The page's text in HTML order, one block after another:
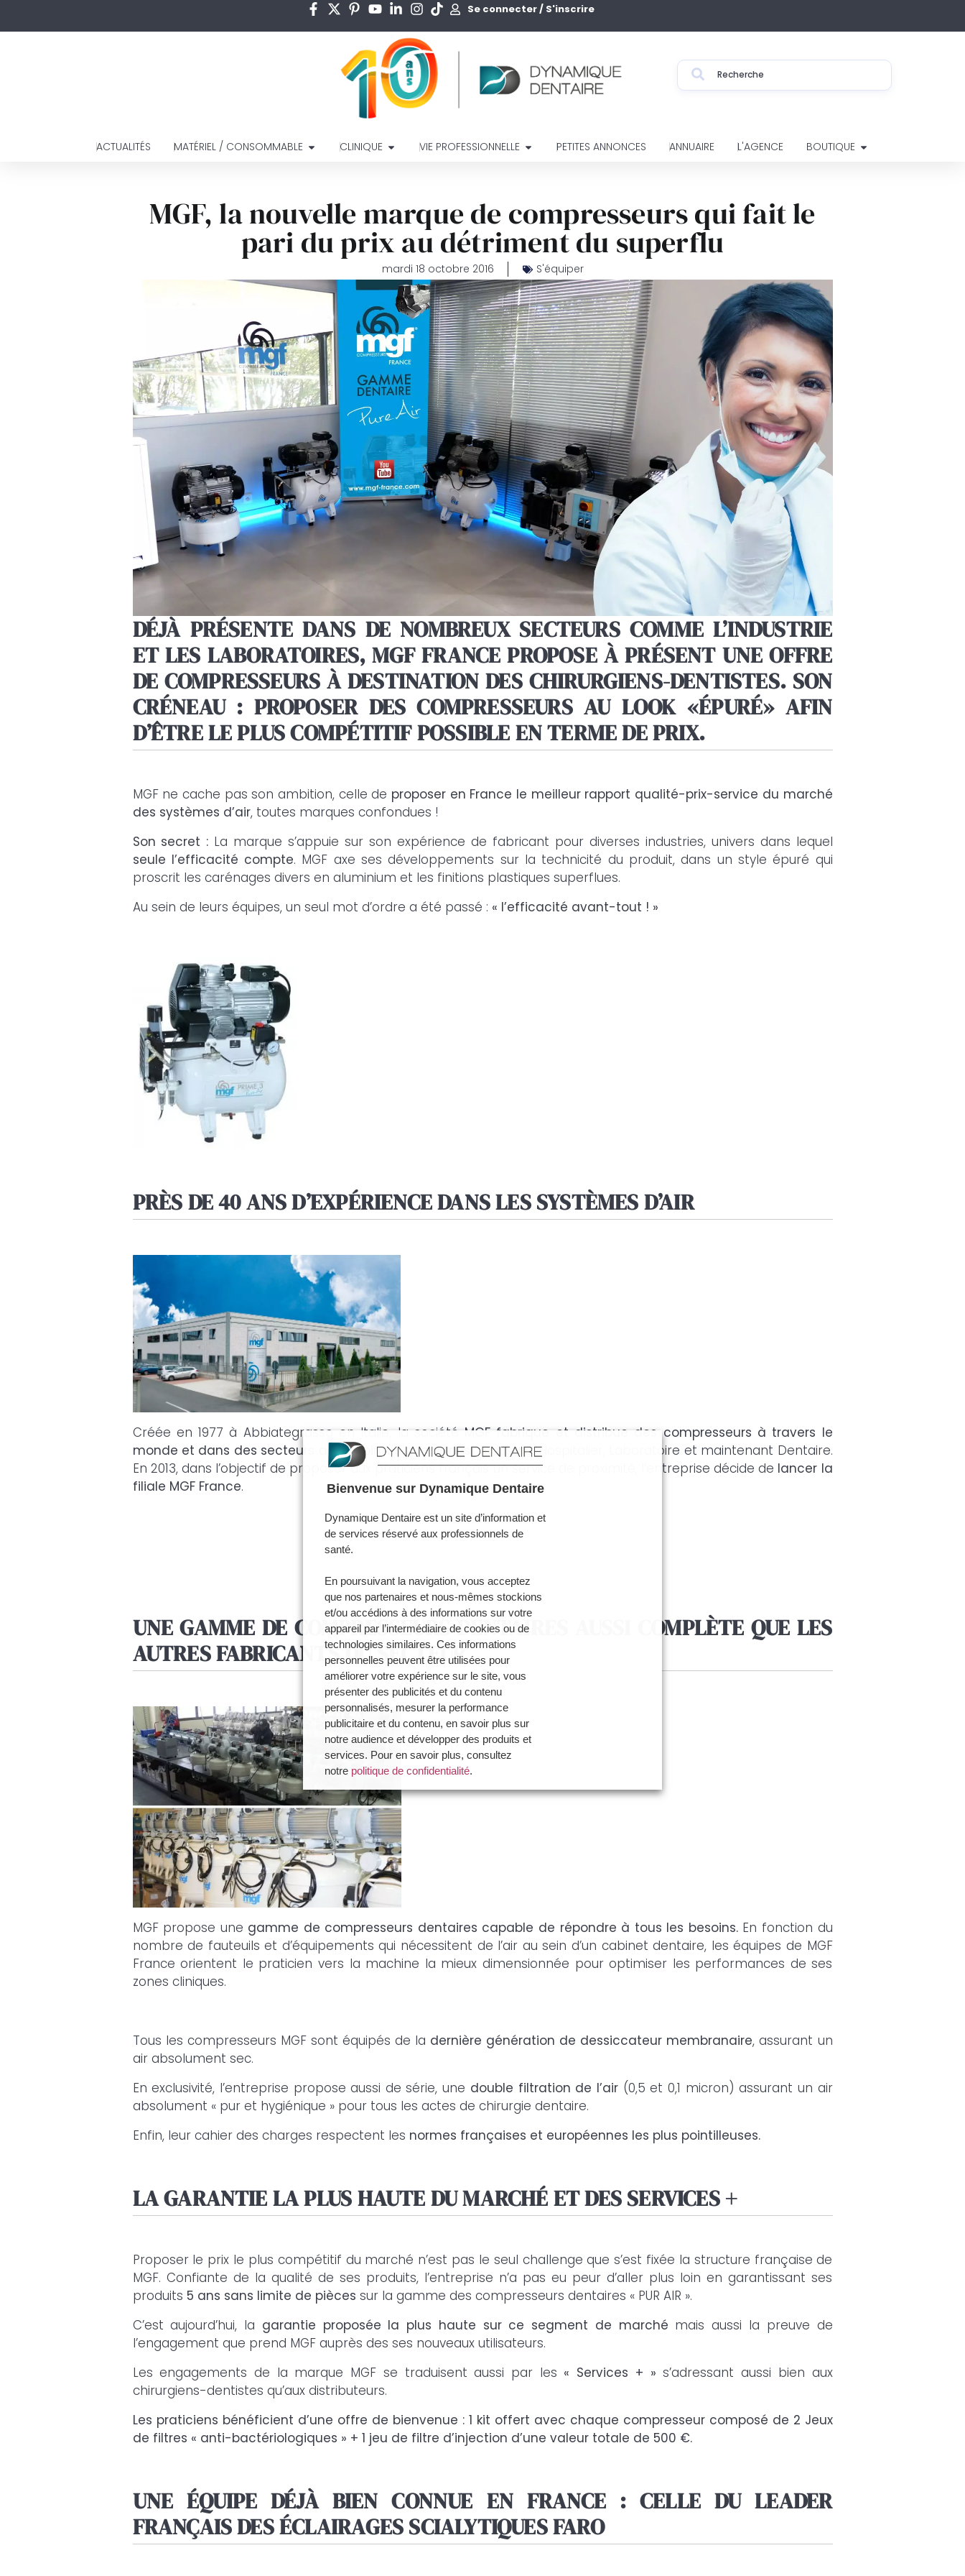
Se connecter / S'inscrire
ACTUALITÉS MATÉRIEL / CONSOMMABLE CLINIQUE VIE PROFESSIONNELLE PETITES ANNONCES ANNUAIRE L'AGENCE BOUTIQUE
MGF, la nouvelle marque de compresseurs qui fait le
pari du prix au détriment du superflu
mardi 18 octobre 2016 S'équiper
DÉJÀ PRÉSENTE DANS DE NOMBREUX SECTEURS COMME L’INDUSTRIE
ET LES LABORATOIRES, MGF FRANCE PROPOSE À PRÉSENT UNE OFFRE
DE COMPRESSEURS À DESTINATION DES CHIRURGIENS-DENTISTES. SON
CRÉNEAU : PROPOSER DES COMPRESSEURS AU LOOK «ÉPURÉ» AFIN
D’ÊTRE LE PLUS COMPÉTITIF POSSIBLE EN TERME DE PRIX.
MGF ne cache pas son ambition, celle de proposer en France le meilleur rapport qualité-prix-service du marché
des systèmes d’air, toutes marques confondues !
Son secret : La marque s’appuie sur son expérience de fabricant pour diverses industries, univers dans lequel
seule l’efficacité compte. MGF axe ses développements sur la technicité du produit, dans un style épuré qui
proscrit les carénages divers en aluminium et les finitions plastiques superflues.
Au sein de leurs équipes, un seul mot d’ordre a été passé : « l’efficacité avant-tout ! »
PRÈS DE 40 ANS D’EXPÉRIENCE DANS LES SYSTÈMES D’AIR
Créée en 1977 à Abbiategrasso en Italie, la société MGF fabrique et distribue des compresseurs à travers le
monde et dans des secteurs aussi pointus que variés: Industrie, Hospitalier, Laboratoire et maintenant Dentaire.
En 2013, dans l’objectif de proposer aux praticiens français un service de proximité, l’entreprise décide de lancer la
filiale MGF France.
UNE GAMME DE COMPRESSEURS DENTAIRES AUSSI COMPLÈTE QUE LES
AUTRES FABRICANTS DU SECTEUR
MGF propose une gamme de compresseurs dentaires capable de répondre à tous les besoins.En fonction du
nombre de fauteuils et d’équipements qui nécessitent de l’air au sein d’un cabinet dentaire, les équipes de MGF
France orientent le praticien vers la machine la mieux dimensionnée pour optimiser les performances de ses
zones cliniques.
Tous les compresseurs MGF sont équipés de la dernière génération de dessiccateur membranaire, assurant un
air absolument sec.
En exclusivité, l’entreprise propose aussi de série, une double filtration de l’air(0,5 et 0,1 micron) assurant un air
absolument « pur et hygiénique » pour tous les actes de chirurgie dentaire.
Enfin, leur cahier des charges respectent les normes françaises et européennes les plus pointilleuses.
LA GARANTIE LA PLUS HAUTE DU MARCHÉ ET DES SERVICES +
Proposer le prix le plus compétitif du marché n’est pas le seul challenge que s’est fixée la structure française de
MGF. Confiante de la qualité de ses produits, l’entreprise n’a pas eu peur d’aller plus loin en garantissant ses
produits 5 ans sans limite de pièces sur la gamme des compresseurs dentaires « PUR AIR ».
C’est aujourd’hui, la garantie proposée la plus haute sur ce segment de marché mais aussi la preuve de
l’engagement que prend MGF auprès des ses nouveaux utilisateurs.
Les engagements de la marque MGF se traduisent aussi par les « Services + » s’adressant aussi bien aux
chirurgiens-dentistes qu’aux distributeurs.
Les praticiens bénéficient d’une offre de bienvenue : 1 kit offert avec chaque compresseur composé de 2 Jeux
de filtres « anti-bactériologiques » + 1 jeu de filtre d’injection d’une valeur totale de 500 €.
UNE ÉQUIPE DÉJÀ BIEN CONNUE EN FRANCE : CELLE DU LEADER
FRANÇAIS DES ÉCLAIRAGES SCIALYTIQUES FARO
Bienvenue sur Dynamique Dentaire
Dynamique Dentaire est un site d’information et
de services réservé aux professionnels de
santé.
En poursuivant la navigation, vous acceptez
que nos partenaires et nous-mêmes stockions
et/ou accédions à des informations sur votre
appareil par l’intermédiaire de cookies ou de
technologies similaires. Ces informations
personnelles peuvent être utilisées pour
améliorer votre expérience sur le site, vous
présenter des publicités et du contenu
personnalisés, mesurer la performance
publicitaire et du contenu, en savoir plus sur
notre audience et développer des produits et
services. Pour en savoir plus, consultez
notre politique de confidentialité.
Vous avez la possibilité de :
- Accepter la politique de confidentialité de
Dynamique Dentaire et ses partenaires en
cliquant sur le bouton "Je certifie être un
professionnel de santé et accepte la politique
de confidentialité"
- Paramétrer vos choix pour accepter les
souhaite Gérer mes préférences"
Je certifie être un professionnel de santé et je souhaite
accepte la politique de confidentialité